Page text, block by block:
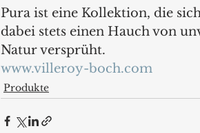
Pura ist eine Kollektion, die
dabei stets einen Hauch von
Natur versprüht.
www.villeroy-boch.com
Produkte